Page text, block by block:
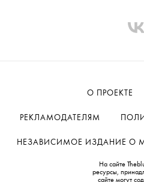
О ПРОЕКТЕ
РЕКЛАМОДАТЕЛЯМ
НЕЗАВИСИМОЕ ИЗДАНИЕ О
На сайте
ресурсы,
сайте могут